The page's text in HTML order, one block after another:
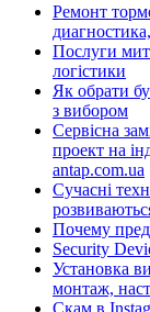
Ремонт
Послуги
логістики
Як обрати
з вибором
Сервісна
проект на
antap.com.ua
Сучасні
Почему
Security
Установка
монтаж,
Скам в